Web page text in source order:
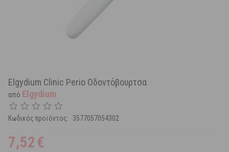
Elgydium Clinic Perio Οδοντόβουρτσα
από Elgydium
Κωδικός προϊόντος: 3577057054302
7,52€